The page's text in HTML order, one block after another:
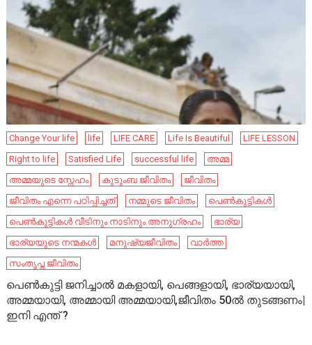
Change Your life life LIFE CARE Life Is Beautiful
LIFE LESSON
Right to life
Satisfied Life successful life
അമ്മ
അമ്മയുടെ സ്നേഹം
കുടുംബ ജീവിതം
ജീവിതം
ജീവിതം എന്നെ പഠിപ്പിച്ചത്
നമ്മുടെ ജീവിതം
പെൺകുട്ടികൾ
പെൺകുട്ടികൾ വീടിനും നാടിനും അനുഗ്രഹം
ഭാര്യ
ഭാര്യയുടെ നന്മകൾ
മനുഷ്യജീവിതം
വാർത്ത
സംതൃപ്ത ജീവിതം
പെൺകുട്ടി ജനിച്ചാൽ മകളായി, പെങ്ങളായി, ഭാര്യയായി,
അമ്മയായി, അമ്മായി അമ്മയായി,ജീവിതം 50ൽ തുടങ്ങണം|
ഇനി എന്ത് ?